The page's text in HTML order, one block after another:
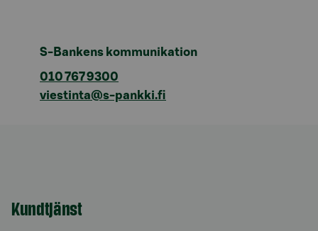
S-Bankens kommunikation
010 767 9300
viestinta@s-pankki.fi
Kundtjänst